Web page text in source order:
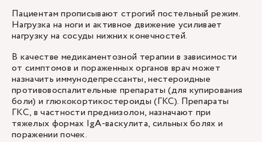
Пациентам прописывают строгий постельный режим.
Нагрузка на ноги и активное движение усиливает
нагрузку на сосуды нижних конечностей.
В качестве медикаментозной терапии в зависимости
от симптомов и пораженных органов врач может
назначить иммунодепрессанты, нестероидные
противовоспалительные препараты (для купирования
боли) и глюкокортикостероиды (ГКС). Препараты
ГКС, в частности преднизолон, назначают при
тяжелых формах IgA-васкулита, сильных болях и
поражении почек.